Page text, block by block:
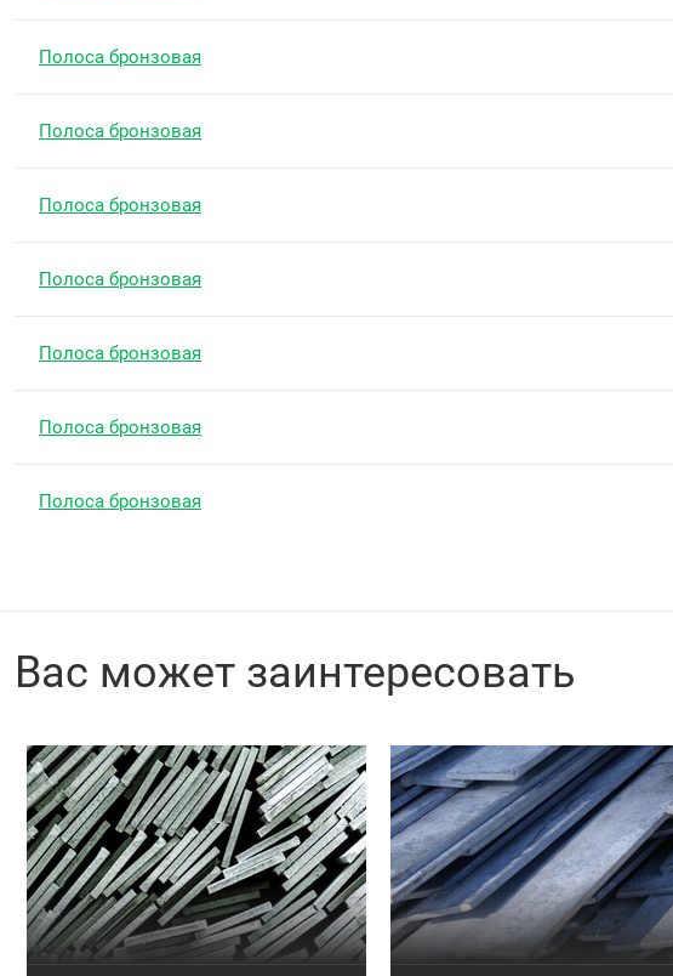
Полоса бронзовая
Полоса бронзовая
Полоса бронзовая
Полоса бронзовая
Полоса бронзовая
Полоса бронзовая
Полоса бронзовая
Вас может заинтересовать